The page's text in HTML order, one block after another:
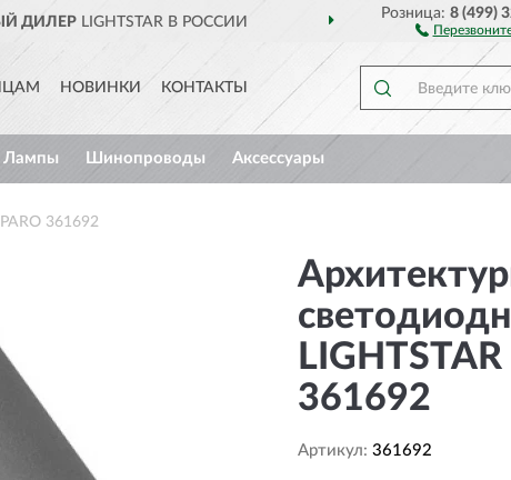
ДИЛЕР LIGHTSTAR В РОССИИ
Розница:8 (499)
НОВИНКИ КОНТАКТЫ
Лампы Шинопроводы Аксессуары
361692
361692
Артикул: 361692